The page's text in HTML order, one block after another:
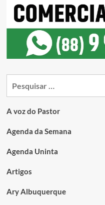
A voz do Pastor
Agenda da Semana
Agenda Uninta
Artigos
Ary Albuquerque